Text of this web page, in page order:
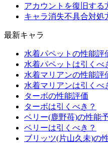
アカウントを復旧する
キャラ消失不具合対処
最新キャラ
水着パペットの性能評
水着パペットは引くべ
水着マリアンの性能評
水着マリアンは引くべ
ターボの性能評価
ターボは引くべき？
ベリー(鹿野苺)の性能
ベリーは引くべき？
ブリッツ(片山久未)の